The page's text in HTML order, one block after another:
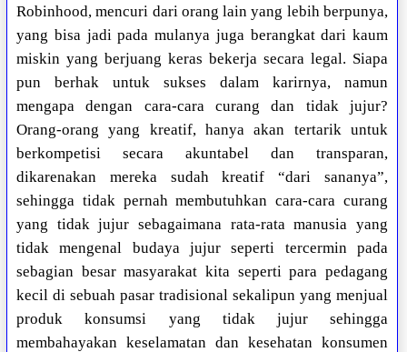
Robinhood, mencuri dari orang lain yang lebih berpunya,
yang bisa jadi pada mulanya juga berangkat dari kaum
miskin yang berjuang keras bekerja secara legal. Siapa
pun berhak untuk sukses dalam karirnya, namun
mengapa dengan cara-cara curang dan tidak jujur?
Orang-orang yang kreatif, hanya akan tertarik untuk
berkompetisi secara akuntabel dan transparan,
dikarenakan mereka sudah kreatif “dari sananya”,
sehingga tidak pernah membutuhkan cara-cara curang
yang tidak jujur sebagaimana rata-rata manusia yang
tidak mengenal budaya jujur seperti tercermin pada
sebagian besar masyarakat kita seperti para pedagang
kecil di sebuah pasar tradisional sekalipun yang menjual
produk konsumsi yang tidak jujur sehingga
membahayakan keselamatan dan kesehatan konsumen